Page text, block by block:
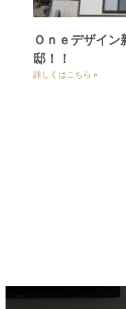
Ｏｎｅデザイ
邸！！
詳しくはこちら »